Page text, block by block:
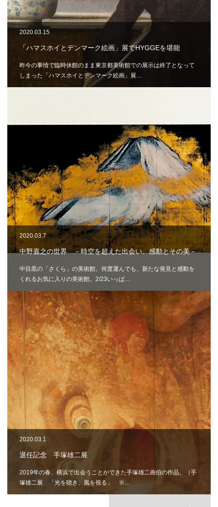
2020.03.15
「ハマスホイとデンマーク絵画」展でHYGGEを堪能
昨今の事情で臨時休館のまま東京都美術館での展示は終了となって
しまった「ハマスホイとデンマーク絵画」展…
2020.03.7
中野嘉之の世界 －時空を超えた出会い、感動とその美－
中目黒の「さくら」の美術館。何度運んでも、新たな発見と感動を
くれるお気に入りの美術館。2/23いっぱ…
2020.03.1
退任記念 手塚雄二展
2019年の春、横浜で出会うことができた手塚雄二画伯の作品。（手
塚雄二展 「光を聴き、風を視る」 ※…